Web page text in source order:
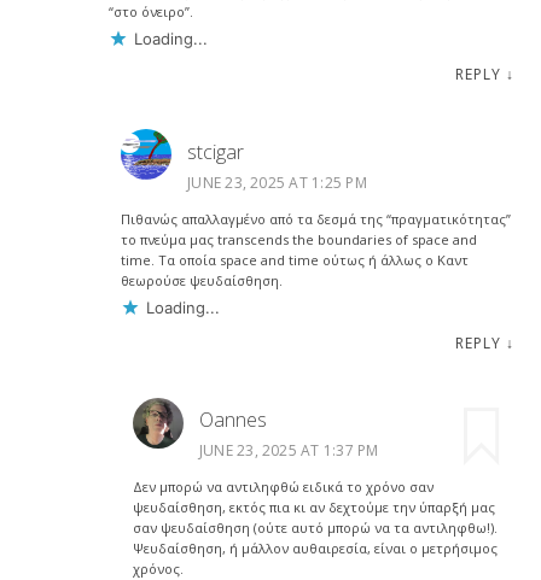
“στο όνειρο”.
Loading...
REPLY ↓
stcigar
JUNE 23, 2025 AT 1:25 PM
Πιθανώς απαλλαγμένο από τα δεσμά της “πραγματικότητας”
το πνεύμα μας transcends the boundaries of space and
time. Τα οποία space and time ούτως ή άλλως ο Καντ
θεωρούσε ψευδαίσθηση.
Loading...
REPLY ↓
Oannes
JUNE 23, 2025 AT 1:37 PM
Δεν μπορώ να αντιληφθώ ειδικά το χρόνο σαν
ψευδαίσθηση, εκτός πια κι αν δεχτούμε την ύπαρξή μας
σαν ψευδαίσθηση (ούτε αυτό μπορώ να τα αντιληφθω!).
Ψευδαίσθηση, ή μάλλον αυθαιρεσία, είναι ο μετρήσιμος
χρόνος.